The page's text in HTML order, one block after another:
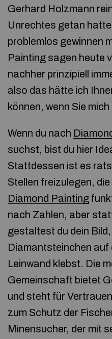
Gerhard Holzmann
Unrechtes getan
problemlos gewinnen
Painting sagen heute
nachher prinzipiell
also das hätte ich
können, wenn Sie
Wenn du nach
suchst, bist du hier
Stattdessen ist es
Stellen freizulegen,
Diamond Painting
nach Zahlen, aber
gestaltest du dein Bild,
Diamantsteinchen auf
Leinwand klebst. Die
Gemeinschaft bietet
und steht für
zum Schutz der
Minensucher, der mit